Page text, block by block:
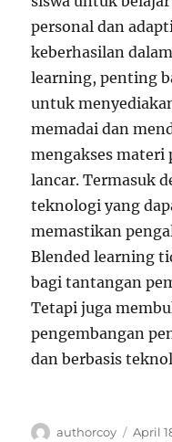
personal dan
keberhasilan
learning, penting
untuk
memadai dan
mengakses materi
lancar. Termasuk
teknologi yang
memastikan
Blended learning
bagi tantangan
Tetapi juga
pengembangan
dan berbasis
Author
authorcoy April